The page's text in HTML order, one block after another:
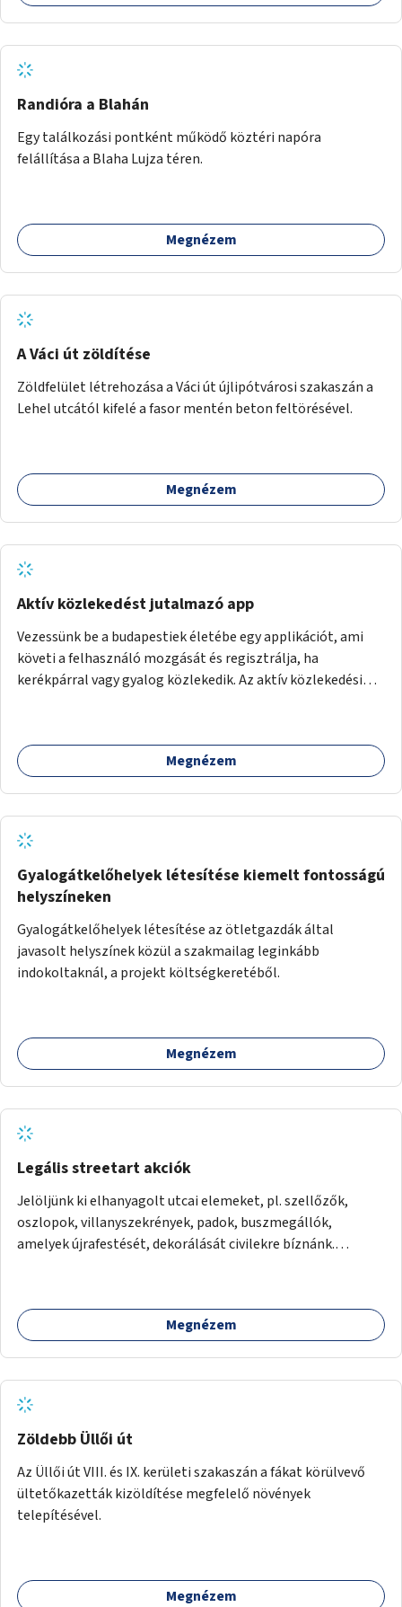
Randióra a Blahán
Egy találkozási pontként működő köztéri napóra
felállítása a Blaha Lujza téren.
Megnézem
A Váci út zöldítése
Zöldfelület létrehozása a Váci út újlipótvárosi szakaszán a
Lehel utcától kifelé a fasor mentén beton feltörésével.
Megnézem
Aktív közlekedést jutalmazó app
Vezessünk be a budapestiek életébe egy applikációt, ami
követi a felhasználó mozgását és regisztrálja, ha
kerékpárral vagy gyalog közlekedik. Az aktív közlekedési
felhasználó.
Megnézem
Gyalogátkelőhelyek létesítése kiemelt fontosságú
helyszíneken
Gyalogátkelőhelyek létesítése az ötletgazdák által
javasolt helyszínek közül a szakmailag leginkább
indokoltaknál, a projekt költségkeretéből.
Megnézem
Legális streetart akciók
Jelöljünk ki elhanyagolt utcai elemeket, pl. szellőzők,
oszlopok, villanyszekrények, padok, buszmegállók,
amelyek újrafestését, dekorálását civilekre bíznánk.
Megnézem
Zöldebb Üllői út
Az Üllői út VIII. és IX. kerületi szakaszán a fákat körülvevő
ültetőkazetták kizöldítése megfelelő növények
telepítésével.
Megnézem